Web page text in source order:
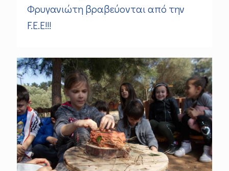
Φρυγανιώτη βραβεύονται από την
F.E.E!!!